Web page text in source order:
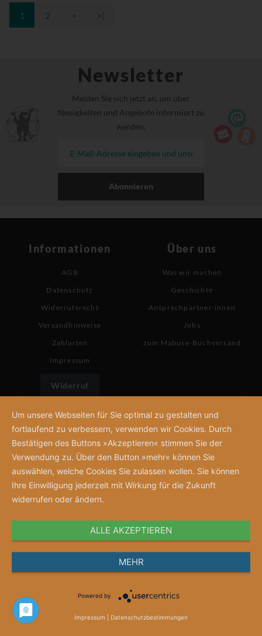
1 2 > >|
Newsletter
Melden Sie sich jetzt an, um über
Neuigkeiten und Angebote informiert zu
werden.
Abonnieren
Informationen
AGB
Datenschutz
Widerrufsrecht
Versandhinweise
Zahlarten
Impressum
Widerruf
Über uns
Was wir machen
Geschichte
Ansprechpartner:innen
Jobs
zum Mabuse-Buchversand
Service
Für Autor:innen
Für die Presse
Für den Buchhandel
Kataloge
Adresse
Mabuse-Verlag GmbH Kasseler Str. 1 a
707996 - 0,E-Mail:info@mabuse-verlag.de
Um unsere Webseiten für Sie optimal zu gestalten und
fortlaufend zu verbessern, verwenden wir Cookies. Durch
Bestätigen des Buttons »Akzeptieren« stimmen Sie der
Verwendung zu. Über den Button »mehr« können Sie
auswählen, welche Cookies Sie zulassen wollen. Sie können
Ihre Einwilligung jederzeit mit Wirkung für die Zukunft
widerrufen oder ändern.
ALLE AKZEPTIEREN
MEHR
Powered by
Impressum Datenschutzbestimmungen